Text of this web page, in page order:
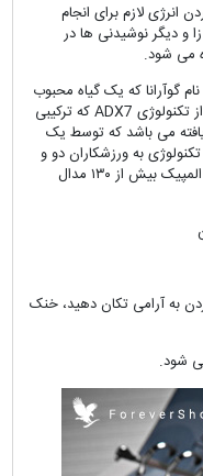
لازم برای انجام
و دیگر نوشیدنی ها در
می شود.
گوآرانا که یک گیاه محبوب
در برزیل است، می آید. و انرژی دراز مدت آن از تکنولوژی ADX7 که ترکیبی
می باشد که توسط یک
به ورزشکاران دو و
میدانی روسیه کمک کرده است که در رقابتهای المپیک بیش از ۱۳۰ مدال
باز کردن به آرامی تکان دهید، خنک
شود.